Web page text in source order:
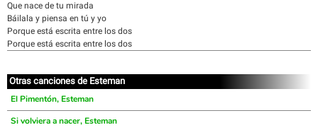
Que nace de tu mirada
Báilala y piensa en tú y yo
Porque está escrita entre los dos
Porque está escrita entre los dos
Otras canciones de Esteman
El Pimentón, Esteman
Si volviera a nacer, Esteman